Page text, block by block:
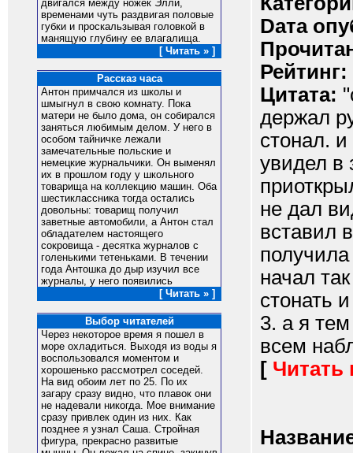
двигался между ножек Элли,
временами чуть раздвигая половые
губки и проскальзывая головкой в
манящую глубину ее влагалища.
[ Читать » ]
Рассказ часа
Антон примчался из школы и
шмыгнул в свою комнату. Пока
матери не было дома, он собирался
заняться любимым делом. У него в
особом тайничке лежали
замечательные польские и
немецкие журнальчики. Он выменял
их в прошлом году у школьного
товарища на коллекцию машин. Оба
шестиклассника тогда остались
довольны: товарищ получил
заветные автомобили, а Антон стал
обладателем настоящего
сокровища - десятка журналов с
голенькими тетеньками. В течении
года Антошка до дыр изучил все
журналы, у него появились
[ Читать » ]
Выбор читателей
Через некоторое время я пошел в
море охладиться. Выходя из воды я
воспользовался моментом и
хорошенько рассмотрел соседей.
На вид обоим лет по 25. По их
загару сразу видно, что плавок они
не надевали никогда. Мое внимание
сразу привлек один из них. Как
позднее я узнал Саша. Стройная
фигура, прекрасно развитые
Dата
Рейтинг:
Цитата:
держал
стонал. и
увидел в
не дал
вставил
начал
стонать
3. а я
всем
[ Читать